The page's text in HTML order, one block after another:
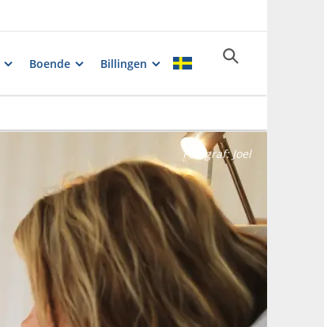
Boende Billingen
Fotograf:Joel